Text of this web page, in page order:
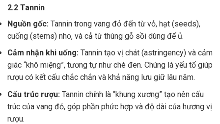
2.2 Tannin
Nguồn gốc: Tannin trong vang đỏ đến từ vỏ, hạt (seeds),
cuống (stems) nho, và cả từ thùng gỗ sồi dùng để ủ.
Cảm nhận khi uống: Tannin tạo vị chát (astringency) và cảm
giác “khô miệng”, tương tự như chè đen. Chúng là yếu tố giúp
rượu có kết cấu chắc chắn và khả năng lưu giữ lâu năm.
Cấu trúc rượu: Tannin chính là “khung xương” tạo nên cấu
trúc của vang đỏ, góp phần phức hợp và độ dài của hương vị
rượu.